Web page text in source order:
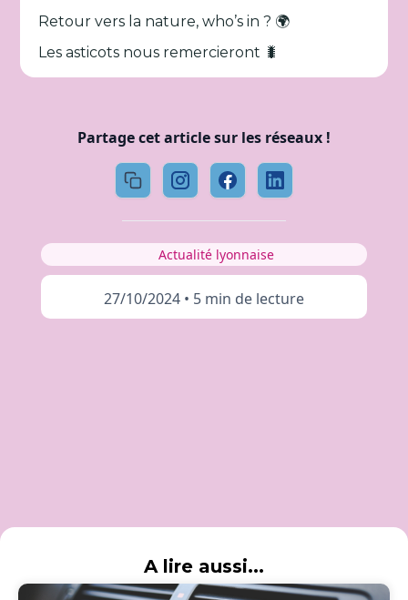
Retour vers la nature, who’s in ? 🌍
Les asticots nous remercieront 🐛
Partage cet article sur les réseaux !
Actualité lyonnaise
27/10/2024 • 5 min de lecture
A lire aussi...